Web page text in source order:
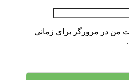
من در مرورگر برای زمانی